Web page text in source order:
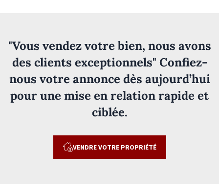
"Vous vendez votre bien, nous avons
des clients exceptionnels" Confiez-
nous votre annonce dès aujourd’hui
pour une mise en relation rapide et
ciblée.
VENDRE VOTRE PROPRIÉTÉ